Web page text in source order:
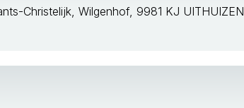
Christelijk, Wilgenhof, 9981 KJ UITHUIZEN